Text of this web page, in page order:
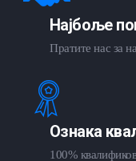
Најбоље
Пратите нас за
Ознака
100%